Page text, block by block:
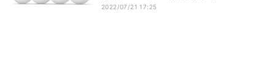
2022/07/21 17:25